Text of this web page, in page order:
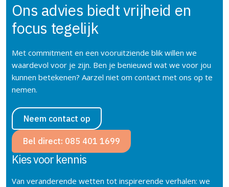
Ons advies biedt vrijheid en
focus tegelijk
Met commitment en een vooruitziende blik willen we
waardevol voor je zijn. Ben je benieuwd wat we voor jou
kunnen betekenen? Aarzel niet om contact met ons op te
nemen.
Neem contact op
Bel direct: 085 401 1699
Kies voor kennis
Van veranderende wetten tot inspirerende verhalen: we